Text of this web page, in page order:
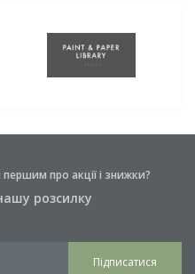
про акції і знижки?
розсилку
Підписатися